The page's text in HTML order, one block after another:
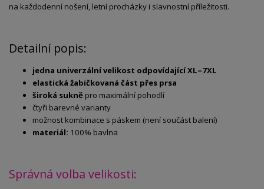
na každodenní nošení, letní procházky i slavnostní příležitosti.
Detailní popis:
jedna univerzální velikost odpovídající XL–7XL
elastická žabičkovaná část přes prsa
široká sukně pro maximální pohodlí
čtyři barevné varianty
možnost kombinace s páskem (není součást balení)
materiál: 100% bavlna
Správná volba velikosti: